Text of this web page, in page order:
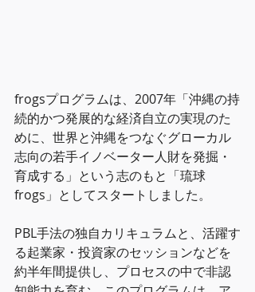
frogsプログラムは、2007年「沖縄の持
続的かつ発展的な経済自立の実現のた
めに、世界と沖縄をつなぐグローカル
志向の若手イノベーター人財を発掘・
育成する」という志のもと「琉球
frogs」としてスタートしました。
PBL手法の独自カリキュラムと、活躍す
る起業家・投資家のセッションなどを
約半年間提供し、プロセスの中で非認